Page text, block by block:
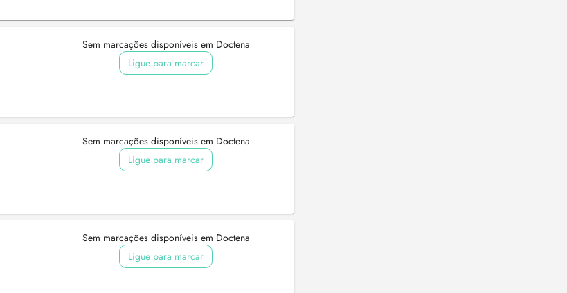
Sem marcações disponíveis em Doctena
Ligue para marcar
Sem marcações disponíveis em Doctena
Ligue para marcar
Sem marcações disponíveis em Doctena
Ligue para marcar